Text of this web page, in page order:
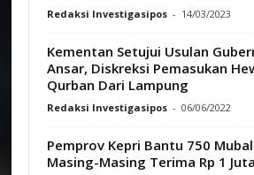
Redaksi Investigasipos - 14/03/2023
Kementan Setujui Usulan
Ansar, Diskreksi Pemasukan
Qurban Dari Lampung
Redaksi Investigasipos - 06/06/2022
Pemprov Kepri Bantu 750
Masing-Masing Terima Rp 1 Juta